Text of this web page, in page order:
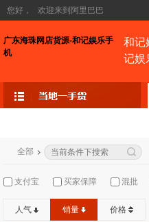
您好， 欢迎来到阿里巴巴
广东海珠网店货源-和记娱乐手
机
和记
记娱
全部
支付宝 买家保障 混批
人气 销量 价格